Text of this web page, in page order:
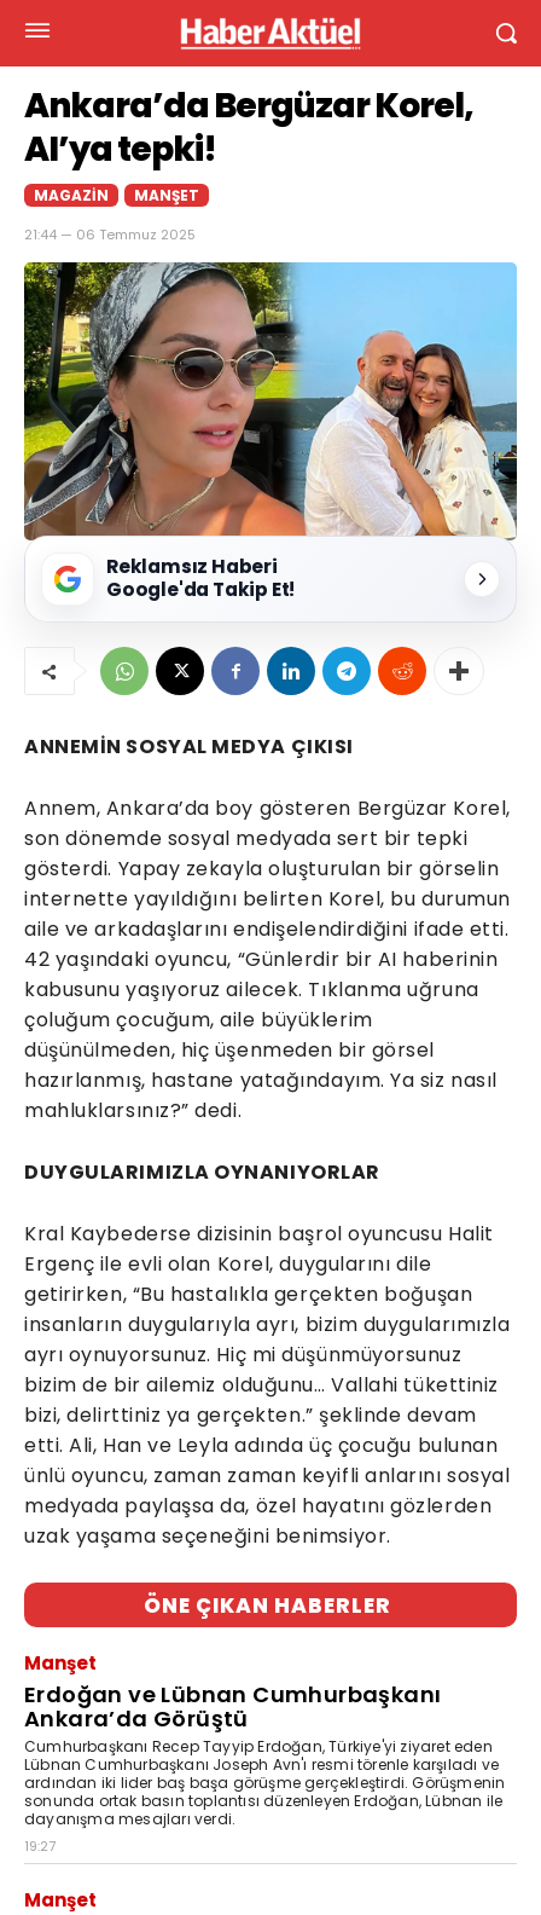
Ankara’da Bergüzar Korel,
AI’ya tepki!
MAGAZIN MANŞET
21:44 — 06 Temmuz 2025
Reklamsız Haberi
Google'da Takip Et!
ANNEMİN SOSYAL MEDYA ÇIKISI
Annem, Ankara’da boy gösteren Bergüzar Korel,
son dönemde sosyal medyada sert bir tepki
gösterdi. Yapay zekayla oluşturulan bir görselin
internette yayıldığını belirten Korel, bu durumun
aile ve arkadaşlarını endişelendirdiğini ifade etti.
42 yaşındaki oyuncu, “Günlerdir bir AI haberinin
kabusunu yaşıyoruz ailecek. Tıklanma uğruna
çoluğum çocuğum, aile büyüklerim
düşünülmeden, hiç üşenmeden bir görsel
hazırlanmış, hastane yatağındayım. Ya siz nasıl
mahluklarsınız?” dedi.
DUYGULARIMIZLA OYNANIYORLAR
Kral Kaybederse dizisinin başrol oyuncusu Halit
Ergenç ile evli olan Korel, duygularını dile
getirirken, “Bu hastalıkla gerçekten boğuşan
insanların duygularıyla ayrı, bizim duygularımızla
ayrı oynuyorsunuz. Hiç mi düşünmüyorsunuz
bizim de bir ailemiz olduğunu… Vallahi tükettiniz
bizi, delirttiniz ya gerçekten.” şeklinde devam
etti. Ali, Han ve Leyla adında üç çocuğu bulunan
ünlü oyuncu, zaman zaman keyifli anlarını sosyal
medyada paylaşsa da, özel hayatını gözlerden
uzak yaşama seçeneğini benimsiyor.
ÖNE ÇIKAN HABERLER
Manşet
Erdoğan ve Lübnan Cumhurbaşkanı
Ankara’da Görüştü
Cumhurbaşkanı Recep Tayyip Erdoğan, Türkiye'yi ziyaret eden
Lübnan Cumhurbaşkanı Joseph Avn'ı resmi törenle karşıladı ve
ardından iki lider baş başa görüşme gerçekleştirdi. Görüşmenin
sonunda ortak basın toplantısı düzenleyen Erdoğan, Lübnan ile
dayanışma mesajları verdi.
19:27
Manşet